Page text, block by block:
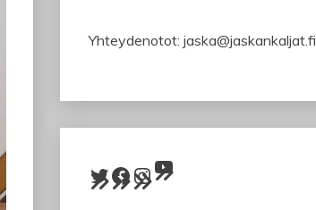
Yhteydenotot: jaska@jaskankaljat.fi
Twitter Facebook InstagramYouTube